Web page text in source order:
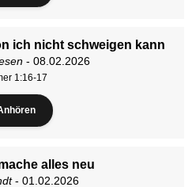
ich nicht schweigen kann
- 08.02.2026
1:16-17
alles neu
- 01.02.2026